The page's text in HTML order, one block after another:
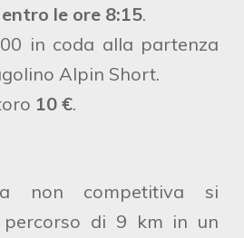
entro le ore 8:15.
in coda alla partenza
Alpin Short.
10€.
non competitiva si
di 9 km in un